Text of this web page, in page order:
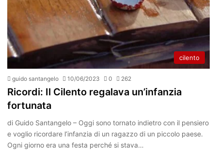
cilento
guido santangelo 10/06/2023 0 262
Ricordi: Il Cilento regalava un’infanzia
fortunata
di Guido Santangelo – Oggi sono tornato indietro con il pensiero
e voglio ricordare l’infanzia di un ragazzo di un piccolo paese.
Ogni giorno era una festa perché si stava…